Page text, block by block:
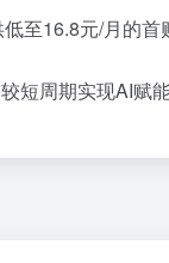
至16.8元/月的
短周期实现AI赋